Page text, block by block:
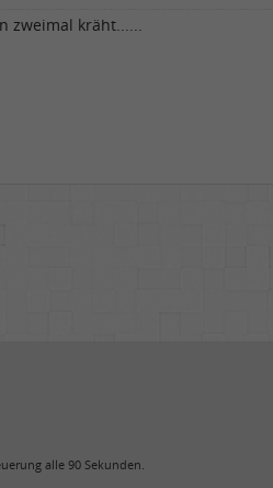
zweimal kräht......
alle 90 Sekunden.